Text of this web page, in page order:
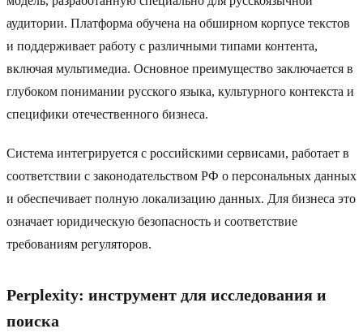
аудитории. Платформа обучена на обширном корпусе текстов
и поддерживает работу с различными типами контента,
включая мультимедиа. Основное преимущество заключается в
глубоком понимании русского языка, культурного контекста и
специфики отечественного бизнеса.
Система интегрируется с российскими сервисами, работает в
соответствии с законодательством РФ о персональных данных
и обеспечивает полную локализацию данных. Для бизнеса это
означает юридическую безопасность и соответствие
требованиям регуляторов.
Perplexity: инструмент для исследования и
поиска